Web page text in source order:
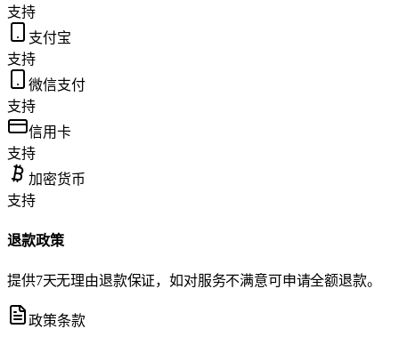
支持
支付宝
支持
微信支付
支持
信用卡
支持
加密货币
支持
退款政策
提供7天无理由退款保证，如对服务不满意可申请全额退款。
政策条款